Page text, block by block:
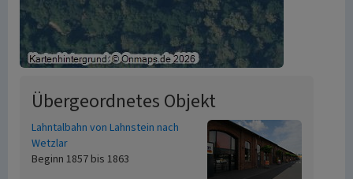
Übergeordnetes Objekt
Lahntalbahn von Lahnstein nach
Wetzlar
Beginn 1857 bis 1863